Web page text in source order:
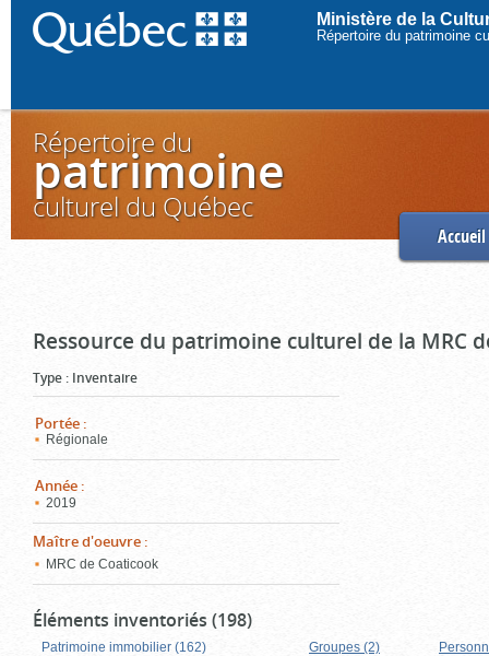
Ministère de la
Répertoire du patrimoine
Répertoire du
patrimoine
culturel du Québec
Accueil
Ressource du patrimoine culturel de la MRC
Type : Inventaire
Portée :
Régionale
Année :
2019
Maître d'oeuvre :
MRC de Coaticook
Éléments inventoriés (198)
Patrimoine immobilier (162) Groupes (2)